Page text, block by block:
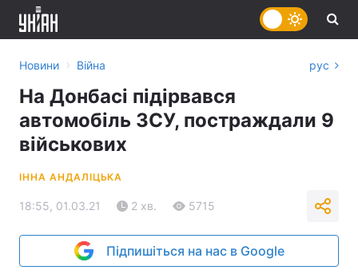
Новини › Війна рус
На Донбасі підірвався
автомобіль ЗСУ, постраждали 9
військових
ІННА АНДАЛІЦЬКА
18:55, 01.03.21 2 хв. 5715
Підпишіться на нас в Google